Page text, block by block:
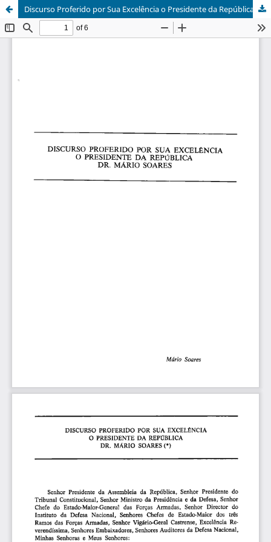
Discurso Proferido por Sua Excelência o Presidente da República, na Sessão Solene de Abertura do CDN 1991/1992